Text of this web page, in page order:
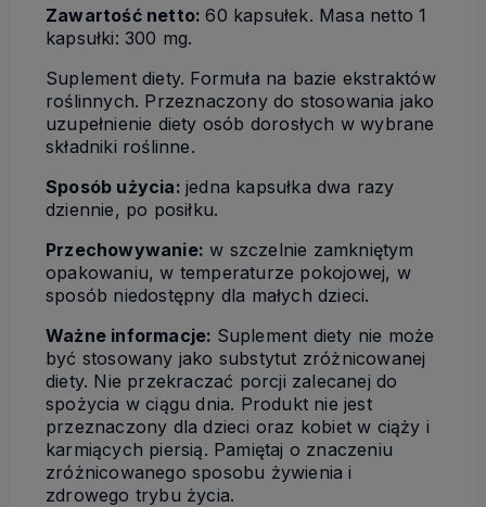
Zawartość netto:60 kapsułek. Masa netto 1
kapsułki: 300 mg.
Suplement diety. Formuła na bazie ekstraktów
roślinnych. Przeznaczony do stosowania jako
uzupełnienie diety osób dorosłych w wybrane
składniki roślinne.
Sposób użycia: jedna kapsułka dwa razy
dziennie, po posiłku.
Przechowywanie: w szczelnie zamkniętym
opakowaniu, w temperaturze pokojowej, w
sposób niedostępny dla małych dzieci.
Ważne informacje: Suplement diety nie może
być stosowany jako substytut zróżnicowanej
diety. Nie przekraczać porcji zalecanej do
spożycia w ciągu dnia. Produkt nie jest
przeznaczony dla dzieci oraz kobiet w ciąży i
karmiących piersią. Pamiętaj o znaczeniu
zróżnicowanego sposobu żywienia i
zdrowego trybu życia.